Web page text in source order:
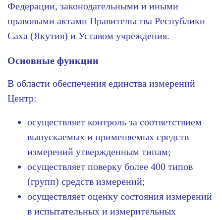
Федерации, законодательными и иными
правовыми актами Правительства Республики
Саха (Якутия) и Уставом учреждения.
Основные функции
В области обеспечения единства измерений
Центр:
осуществляет контроль за соответствием
выпускаемых и применяемых средств
измерений утвержденным типам;
осуществляет поверку более 400 типов
(групп) средств измерений;
осуществляет оценку состояния измерений
в испытательных и измерительных